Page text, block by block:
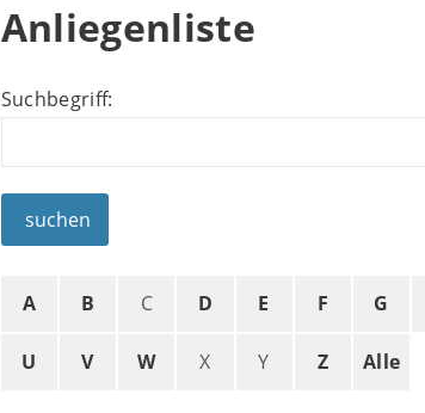
Anliegenliste
Suchbegriff:
suchen
A B C D E F G
U V W X Y Z Alle